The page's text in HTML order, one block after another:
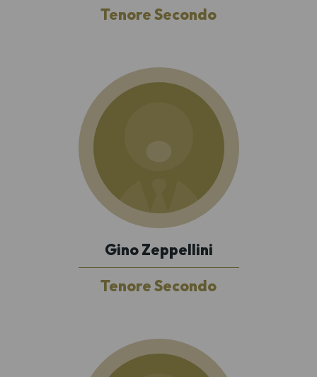
Tenore Secondo
Gino Zeppellini
Tenore Secondo